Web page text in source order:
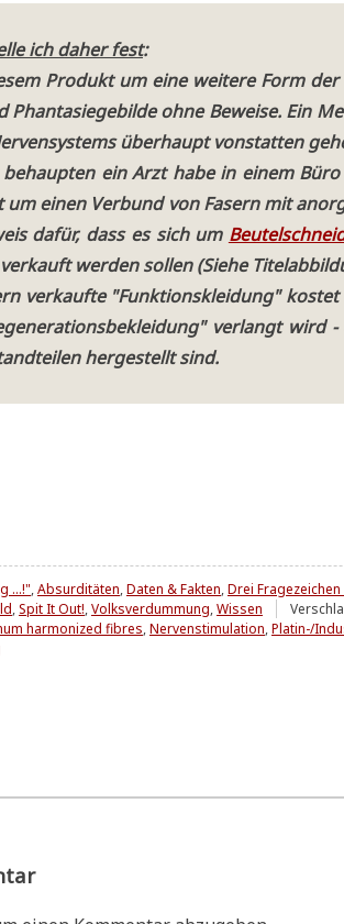
ich daher fest:
Pro­dukt um eine wei­te­re Form
Phan­ta­sie­ge­bil­de ohne Bewei­se. Ein
über­haupt von­stat­ten
ein Arzt habe in einem
einen Ver­bund von Fasern mit
dafür, dass es sich um
wer­den sol­len (Sie­he
ver­kauf­te "Funk­ti­ons­klei­dung"
ver­langt wird
her­ge­stellt sind.
...!",Absurditäten,Daten & Fakten,Drei Fragezeichen
,Spit It Out!,Volksverdummung,Wissen
harmonized fibres,Nervenstimulation,Platin-/